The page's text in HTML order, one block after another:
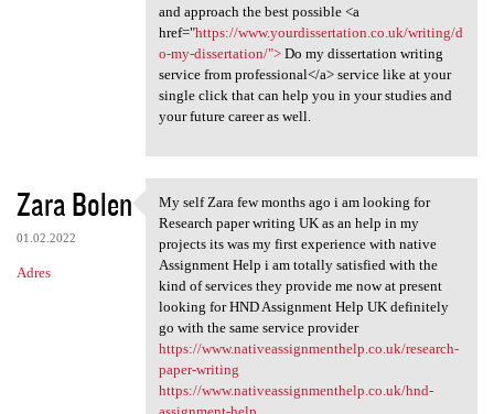
and approach the best possible <a
href="https://www.yourdissertation.co.uk/writing/d
o-my-dissertation/">Do my dissertation writing
service from professional</a> service like at your
single click that can help you in your studies and
your future career as well.
Zara Bolen
01.02.2022
Adres
My self Zara few months ago i
My self Zara few months ago i am looking for
Research paper writing UK as an help in my
projects its was my first experience with native
Assignment Help i am totally satisfied with the
kind of services they provide me now at present
looking for HND Assignment Help UK definitely
go with the same service provider
https://www.nativeassignmenthelp.co.uk/research-
paper-writing
https://www.nativeassignmenthelp.co.uk/hnd-